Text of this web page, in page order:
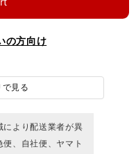
の方向け
見る
により配送業者が異
、自社便、ヤマト